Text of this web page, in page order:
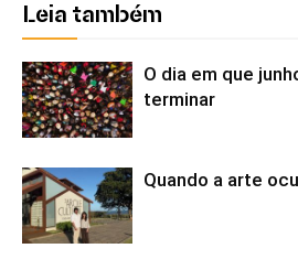
Leia também
O dia em que
terminar
Quando a arte